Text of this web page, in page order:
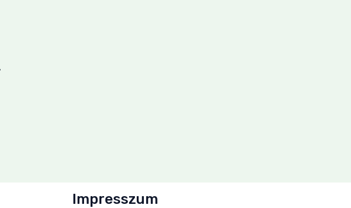
Impresszum